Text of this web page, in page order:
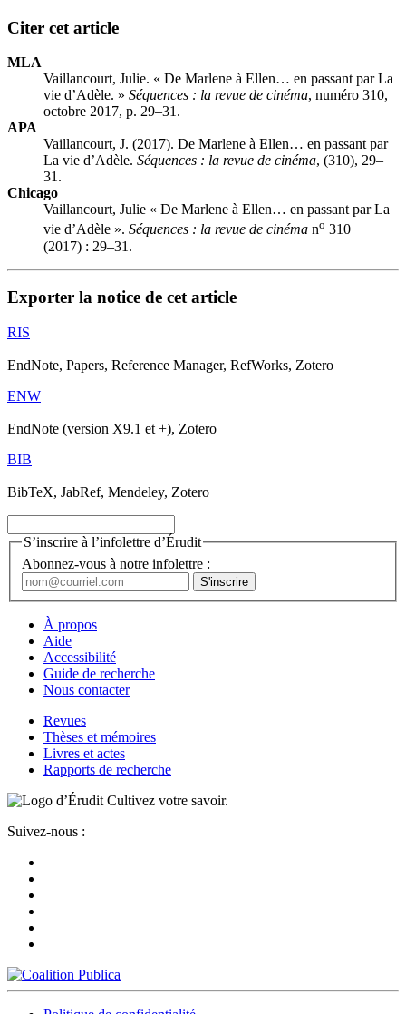
Citer cet article
MLA
Vaillancourt, Julie. « De Marlene à Ellen… en passant par La
vie d’Adèle. » Séquences : la revue de cinéma, numéro 310,
octobre 2017, p. 29–31.
APA
Vaillancourt, J. (2017). De Marlene à Ellen… en passant par
La vie d’Adèle. Séquences : la revue de cinéma, (310), 29–
31.
Chicago
Vaillancourt, Julie « De Marlene à Ellen… en passant par La
vie d’Adèle ». Séquences : la revue de cinéma no 310
(2017) : 29–31.
Exporter la notice de cet article
RIS
EndNote, Papers, Reference Manager, RefWorks, Zotero
ENW
EndNote (version X9.1 et +), Zotero
BIB
BibTeX, JabRef, Mendeley, Zotero
S’inscrire à l’infolettre d’Érudit
Abonnez-vous à notre infolettre :
À propos
Aide
Accessibilité
Guide de recherche
Nous contacter
Revues
Thèses et mémoires
Livres et actes
Rapports de recherche
Cultivez votre savoir.
Suivez-nous :